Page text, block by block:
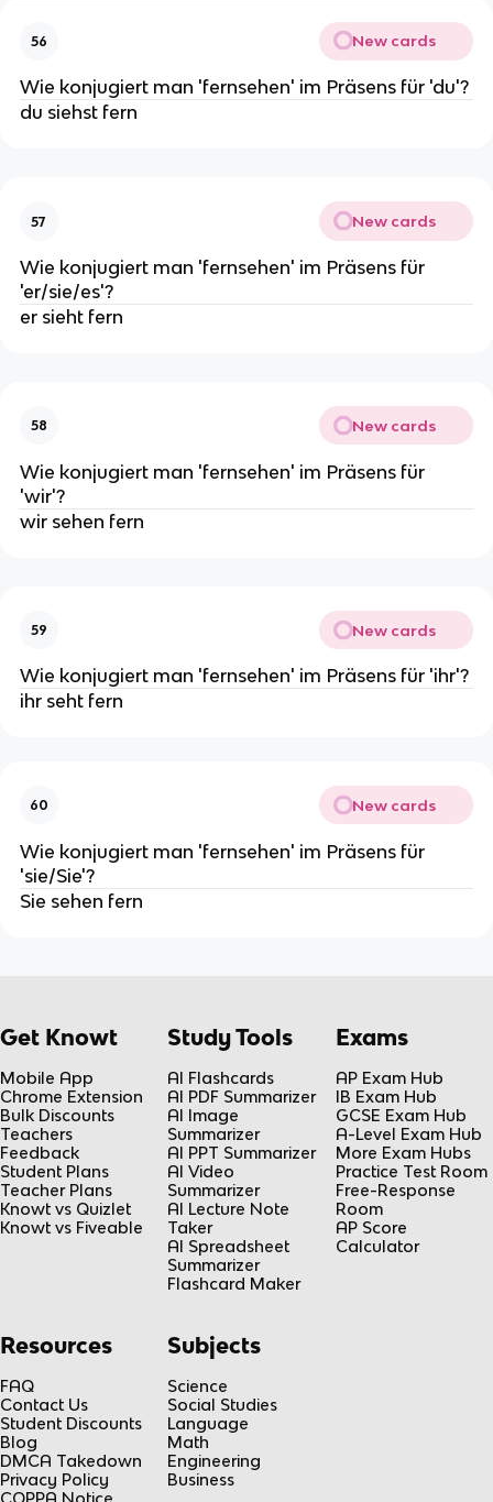
56 New cards
Wie konjugiert man 'fernsehen' im Präsens für 'du'?
du siehst fern
57 New cards
Wie konjugiert man 'fernsehen' im Präsens für
'er/sie/es'?
er sieht fern
58 New cards
Wie konjugiert man 'fernsehen' im Präsens für
'wir'?
wir sehen fern
59 New cards
Wie konjugiert man 'fernsehen' im Präsens für 'ihr'?
ihr seht fern
60 New cards
Wie konjugiert man 'fernsehen' im Präsens für
'sie/Sie'?
Sie sehen fern
Get Knowt
Mobile App
Chrome Extension
Bulk Discounts
Teachers
Feedback
Student Plans
Teacher Plans
Knowt vs Quizlet
Knowt vs Fiveable
Study Tools
AI Flashcards
AI PDF Summarizer
AI Image
Summarizer
AI PPT Summarizer
AI Video
Summarizer
AI Lecture Note
Taker
AI Spreadsheet
Summarizer
Flashcard Maker
Exams
AP Exam Hub
IB Exam Hub
GCSE Exam Hub
A-Level Exam Hub
More Exam Hubs
Practice Test Room
Free-Response
Room
AP Score
Calculator
Resources
FAQ
Contact Us
Student Discounts
Blog
DMCA Takedown
Privacy Policy
Subjects
Science
Social Studies
Language
Math
Engineering
Business